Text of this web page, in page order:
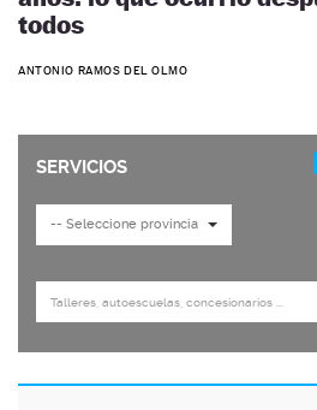
todos
ANTONIO RAMOS DEL OLMO